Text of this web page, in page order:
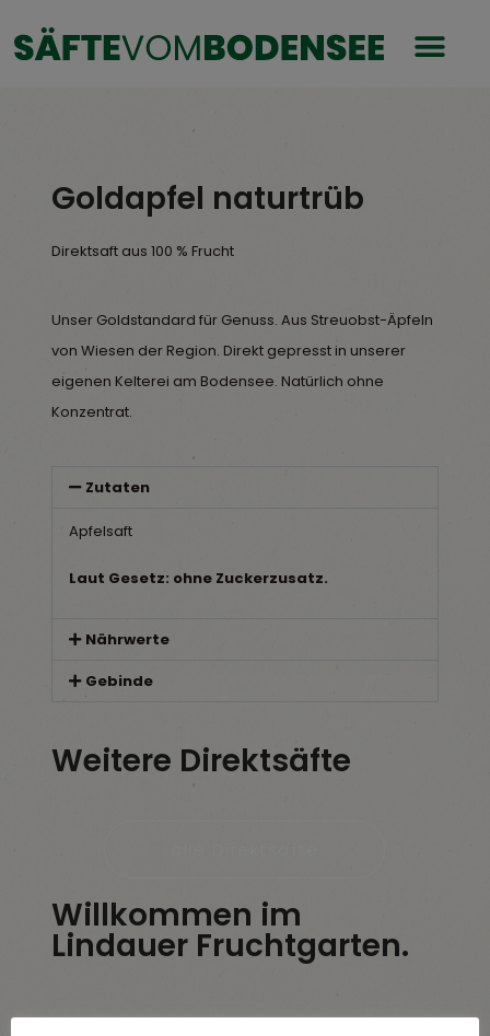
Goldapfel naturtrüb
Direktsaft aus 100 % Frucht
Unser Goldstandard für Genuss. Aus Streuobst-Äpfeln
von Wiesen der Region. Direkt gepresst in unserer
eigenen Kelterei am Bodensee. Natürlich ohne
Konzentrat.
Zutaten
Apfelsaft
Laut Gesetz: ohne Zuckerzusatz.
Nährwerte
Gebinde
Weitere Direktsäfte
Willkommen im
Lindauer Fruchtgarten.